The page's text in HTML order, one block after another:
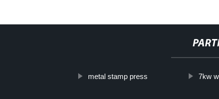
metal stamp press 7kw